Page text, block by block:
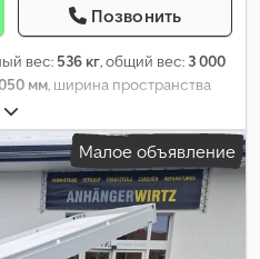
Позвонить
вес: 536 кг, общий вес: 3 000
мм, ширина пространства
Малое объявление